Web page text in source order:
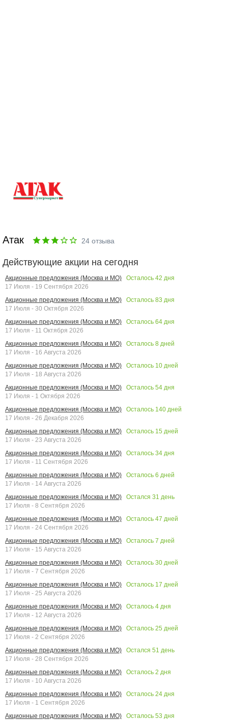
Атак 24 отзыва
Действующие акции на сегодня
Акционные предложения (Москва и МО) Осталось 42 дня
17 Июля - 19 Сентября 2026
Акционные предложения (Москва и МО)
Осталось 83 дня
17 Июля - 30 Октября 2026
Акционные предложения (Москва и МО)
Осталось 64 дня
17 Июля - 11 Октября 2026
Акционные предложения (Москва и МО)
Осталось 8 дней
17 Июля - 16 Августа 2026
Акционные предложения (Москва и МО)
Осталось 10 дней
17 Июля - 18 Августа 2026
Акционные предложения (Москва и МО)
Осталось 54 дня
17 Июля - 1 Октября 2026
Акционные предложения (Москва и МО)
Осталось 140 дней
17 Июля - 26 Декабря 2026
Акционные предложения (Москва и МО)
Осталось 15 дней
17 Июля - 23 Августа 2026
Акционные предложения (Москва и МО)
Осталось 34 дня
17 Июля - 11 Сентября 2026
Акционные предложения (Москва и МО)
Осталось 6 дней
17 Июля - 14 Августа 2026
Акционные предложения (Москва и МО)
Остался 31 день
17 Июля - 8 Сентября 2026
Акционные предложения (Москва и МО)
Осталось 47 дней
17 Июля - 24 Сентября 2026
Акционные предложения (Москва и МО)
Осталось 7 дней
17 Июля - 15 Августа 2026
Акционные предложения (Москва и МО)
Осталось 30 дней
17 Июля - 7 Сентября 2026
Акционные предложения (Москва и МО)
Осталось 17 дней
17 Июля - 25 Августа 2026
Акционные предложения (Москва и МО)
Осталось 4 дня
17 Июля - 12 Августа 2026
Акционные предложения (Москва и МО)
Осталось 25 дней
17 Июля - 2 Сентября 2026
Акционные предложения (Москва и МО)
Остался 51 день
17 Июля - 28 Сентября 2026
Акционные предложения (Москва и МО)
Осталось 2 дня
17 Июля - 10 Августа 2026
Акционные предложения (Москва и МО)
Осталось 24 дня
17 Июля - 1 Сентября 2026
Акционные предложения (Москва и МО)
Осталось 53 дня